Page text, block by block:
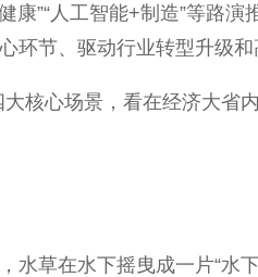
”“人工智能+制造”等路演
节、驱动行业转型升级和
心场景，看在经济大省
在水下摇曳成一片“水下